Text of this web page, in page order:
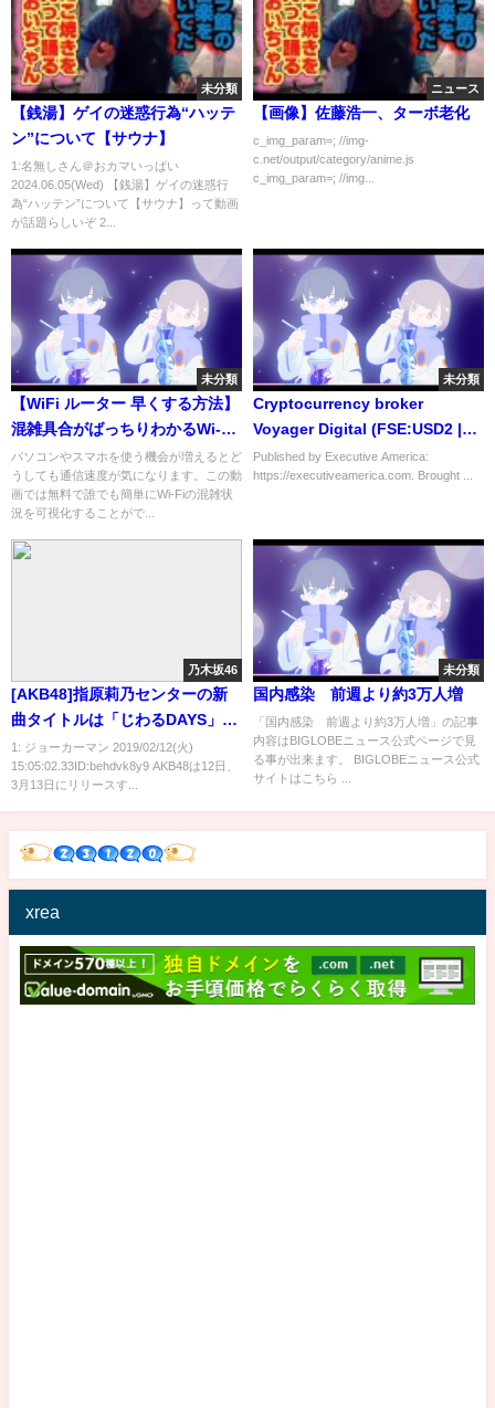
未分類
【銭湯】ゲイの迷惑行為“ハッテ
ン”について【サウナ】
1:名無しさん＠おカマいっぱい
2024.06.05(Wed) 【銭湯】ゲイの迷惑行
為“ハッテン”について【サウナ】って動画
が話題らしいぞ 2...
ニュース
【画像】佐藤浩一、ターボ老化
c_img_param=; //img-
c.net/output/category/anime.js
c_img_param=; //img...
未分類
【WiFi ルーター 早くする方法】
混雑具合がばっちりわかるWi-Fi
の電波が見える
パソコンやスマホを使う機会が増えるとど
うしても通信速度が気になります。この動
画では無料で誰でも簡単にWi-Fiの混雑状
況を可視化することがで...
未分類
Cryptocurrency broker
Voyager Digital (FSE:USD2 |
CSE:VYGR | OTC:VYGVF) CEO
Steve Ehrlich interview
Published by Executive America:
https://executiveamerica.com. Brought ...
乃木坂46
[AKB48]指原莉乃センターの新
曲タイトルは「じわるDAYS」！
「坂道AKB」メンバー発表 矢作
萌香、高坂菜緒ら選抜メンバー
1: ジョーカーマン 2019/02/12(火)
15:05:02.33ID:behdvk8y9 AKB48は12日、
3月13日にリリースす...
未分類
国内感染 前週より約3万人増
「国内感染 前週より約3万人増」の記事
内容はBIGLOBEニュース公式ページで見
る事が出来ます。 BIGLOBEニュース公式
サイトはこちら ...
xrea